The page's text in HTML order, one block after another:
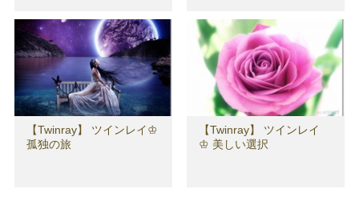
【Twinray】 ツインレイ♔
孤独の旅
【Twinray】 ツインレイ
♔ 美しい選択